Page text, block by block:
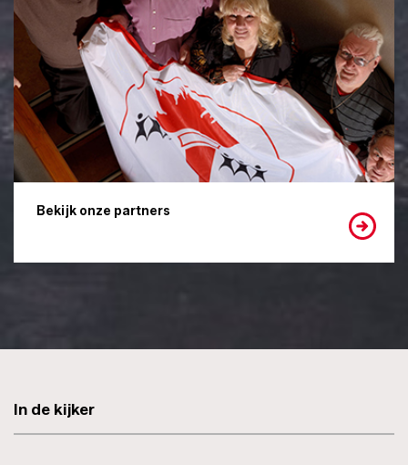
Bekijk onze partners
In de kijker